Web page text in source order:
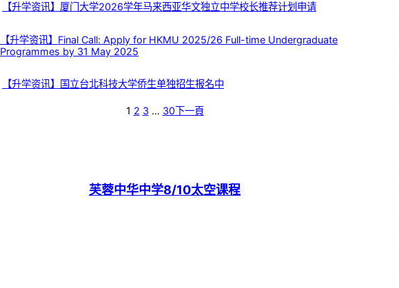
【升学资讯】厦门大学2026学年马来西亚华文独立中学校长推荐计划申请
【升学资讯】Final Call: Apply for HKMU 2025/26 Full-time Undergraduate
Programmes by 31 May 2025
【升学资讯】国立台北科技大学侨生单独招生报名中
1 2 3 … 30下一頁
芙蓉中华中学8/10太空课程